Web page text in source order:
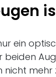
ein
mehr